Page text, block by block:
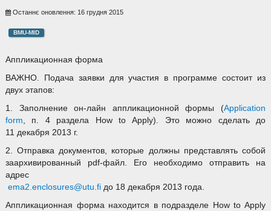
Останнє оновлення: 16 грудня 2015
BMU-MID
Аппликационная форма
ВАЖНО. Подача заявки для участия в программе состоит из
двух этапов:
1. Заполнение он-лайн аппликационной формы (Application
form, п. 4 раздела How to Apply). Это можно сделать до
11 декабря 2013 г.
2. Отправка документов, которые должны представлять собой
заархивированный pdf-файл. Его необходимо отправить на
адрес
ema2.enclosures@utu.fiдо 18 декабря 2013 года.
Аппликационная форма находится в подразделе How to Apply